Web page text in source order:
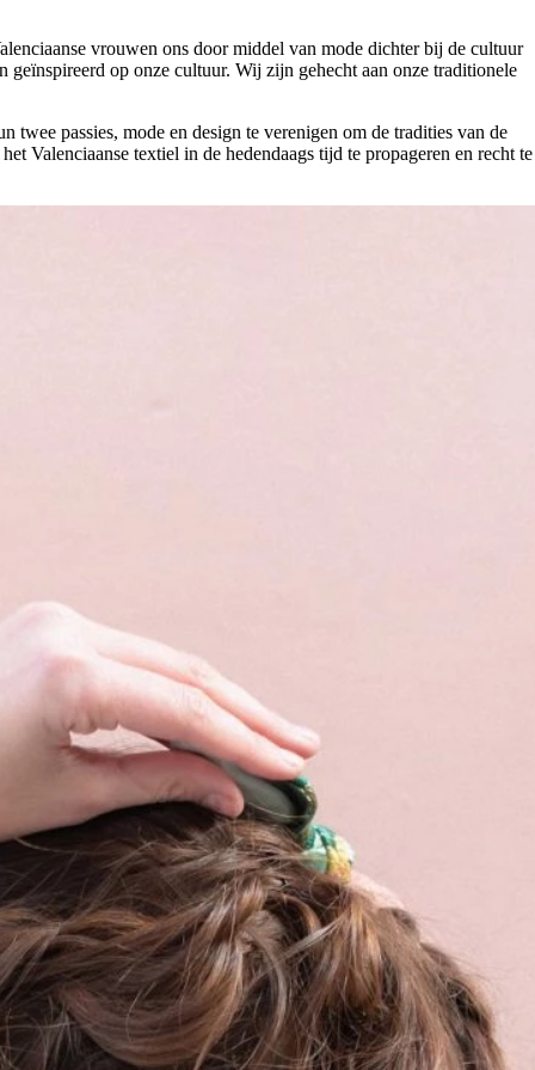
vrouwen ons door middel van mode dichter bij de cultuur
op onze cultuur. Wij zijn gehecht aan onze traditionele
passies, mode en design te verenigen om de tradities van de
Valenciaanse textiel in de hedendaags tijd te propageren en recht te